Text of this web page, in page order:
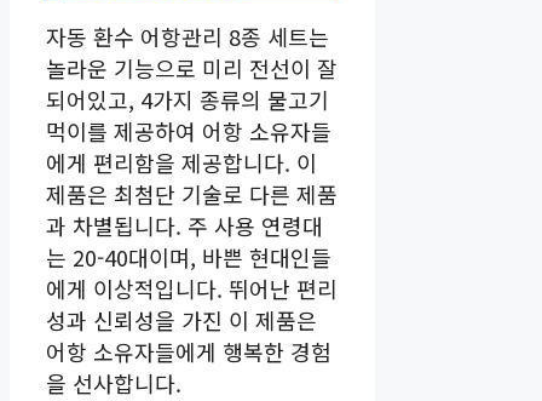
자동 환수 어항관리 8종 세트는
놀라운 기능으로 미리 전선이 잘
되어있고, 4가지 종류의 물고기
먹이를 제공하여 어항 소유자들
에게 편리함을 제공합니다. 이
제품은 최첨단 기술로 다른 제품
과 차별됩니다. 주 사용 연령대
는 20-40대이며, 바쁜 현대인들
에게 이상적입니다. 뛰어난 편리
성과 신뢰성을 가진 이 제품은
어항 소유자들에게 행복한 경험
을 선사합니다.